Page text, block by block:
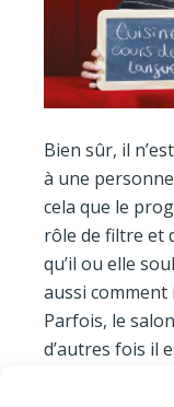
Bien sûr, il
à une
cela que le
rôle de filtre et
qu’il ou elle
aussi comment
Parfois, le
d’autres fois il